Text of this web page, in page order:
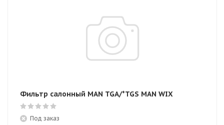
Фильтр салонный MAN TGA/*TGS MAN WIX
Под заказ